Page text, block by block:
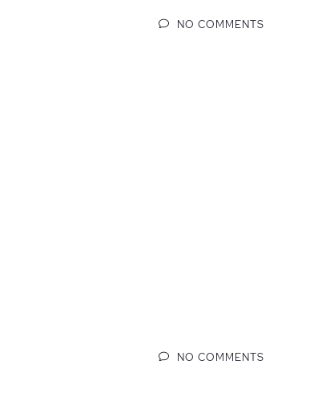
NO COMMENTS
NO COMMENTS